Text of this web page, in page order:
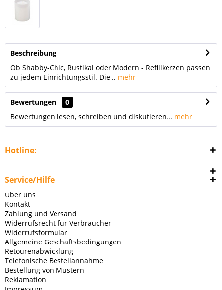
Beschreibung
Ob Shabby-Chic, Rustikal oder Modern - Refillkerzen passen
zu jedem Einrichtungsstil. Die... mehr
Bewertungen
0
Bewertungen lesen, schreiben und diskutieren... mehr
Hotline:
Service/Hilfe
Über uns
Kontakt
Zahlung und Versand
Widerrufsrecht für Verbraucher
Widerrufsformular
Allgemeine Geschäftsbedingungen
Retourenabwicklung
Telefonische Bestellannahme
Bestellung von Mustern
Reklamation